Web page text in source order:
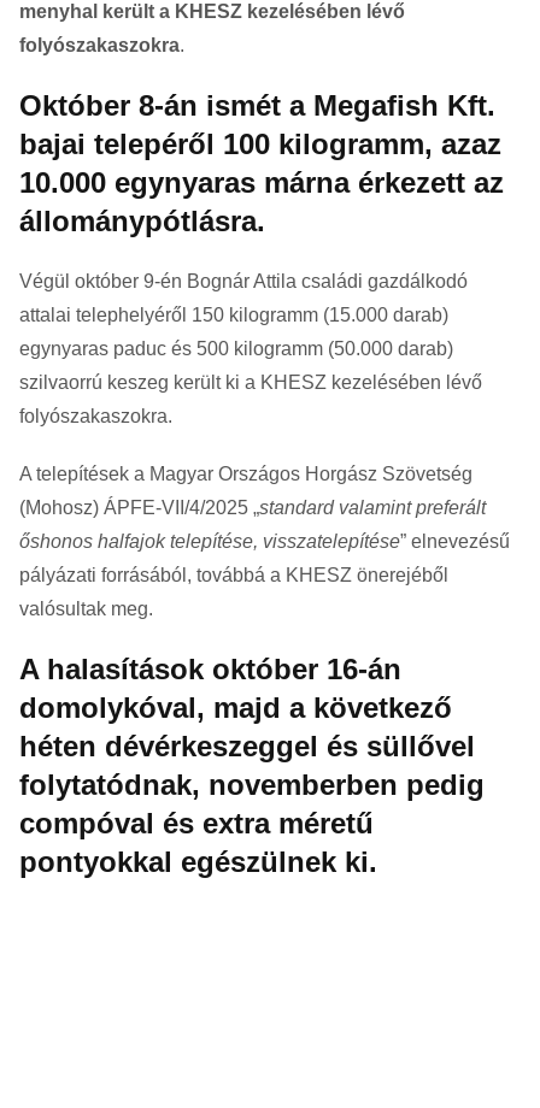
menyhal került a KHESZ kezelésében lévő
folyószakaszokra.
Október 8-án ismét a Megafish Kft.
bajai telepéről 100 kilogramm, azaz
10.000 egynyaras márna érkezett az
állománypótlásra.
Végül október 9-én Bognár Attila családi gazdálkodó
attalai telephelyéről 150 kilogramm (15.000 darab)
egynyaras paduc és 500 kilogramm (50.000 darab)
szilvaorrú keszeg került ki a KHESZ kezelésében lévő
folyószakaszokra.
A telepítések a Magyar Országos Horgász Szövetség
(Mohosz) ÁPFE-VII/4/2025 „standard valamint preferált
őshonos halfajok telepítése, visszatelepítése” elnevezésű
pályázati forrásából, továbbá a KHESZ önerejéből
valósultak meg.
A halasítások október 16-án
domolykóval, majd a következő
héten dévérkeszeggel és süllővel
folytatódnak, novemberben pedig
compóval és extra méretű
pontyokkal egészülnek ki.